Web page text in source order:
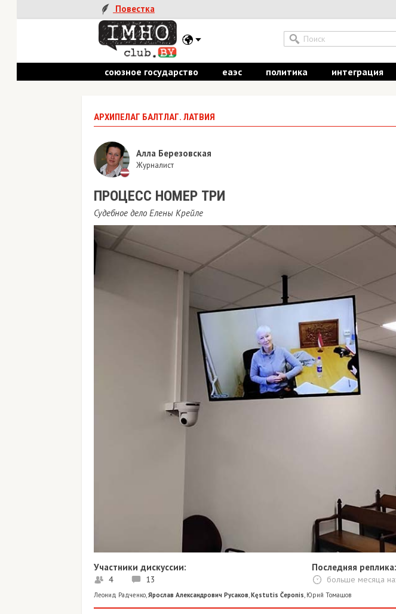
Повестка
союзное государство еаэс политика интеграция
АРХИПЕЛАГ БАЛТЛАГ. ЛАТВИЯ
Алла Березовская
Журналист
ПРОЦЕСС НОМЕР ТРИ
Судебное дело Елены Крейле
Участники дискуссии:
4 13
Последняя реплика:
больше месяца назад
Леонид Радченко,Ярослав Александрович Русаков,Kęstutis Čeponis,Юрий Томашов